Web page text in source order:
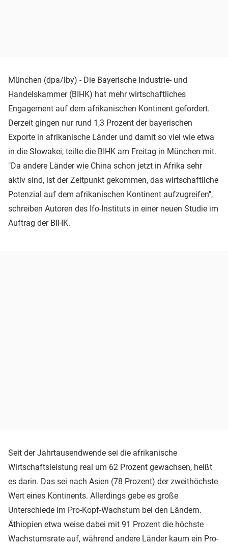
München (dpa/lby) - Die Bayerische Industrie- und
Handelskammer (BIHK) hat mehr wirtschaftliches
Engagement auf dem afrikanischen Kontinent gefordert.
Derzeit gingen nur rund 1,3 Prozent der bayerischen
Exporte in afrikanische Länder und damit so viel wie etwa
in die Slowakei, teilte die BIHK am Freitag in München mit.
"Da andere Länder wie China schon jetzt in Afrika sehr
aktiv sind, ist der Zeitpunkt gekommen, das wirtschaftliche
Potenzial auf dem afrikanischen Kontinent aufzugreifen",
schreiben Autoren des Ifo-Instituts in einer neuen Studie im
Auftrag der BIHK.
Seit der Jahrtausendwende sei die afrikanische
Wirtschaftsleistung real um 62 Prozent gewachsen, heißt
es darin. Das sei nach Asien (78 Prozent) der zweithöchste
Wert eines Kontinents. Allerdings gebe es große
Unterschiede im Pro-Kopf-Wachstum bei den Ländern.
Äthiopien etwa weise dabei mit 91 Prozent die höchste
Wachstumsrate auf, während andere Länder kaum ein Pro-